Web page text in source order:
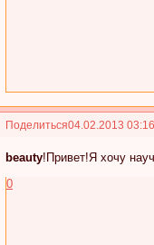
Поделиться04.02.2013
beauty!Привет!Я хочу
0